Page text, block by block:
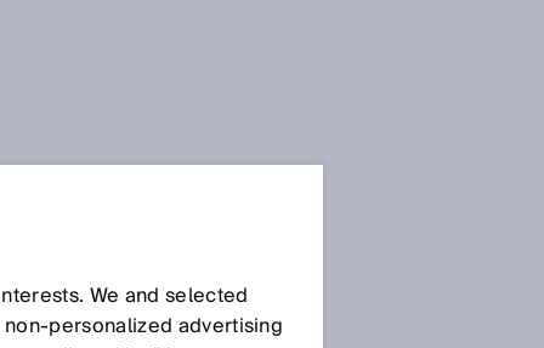
z­We and selected
advertising